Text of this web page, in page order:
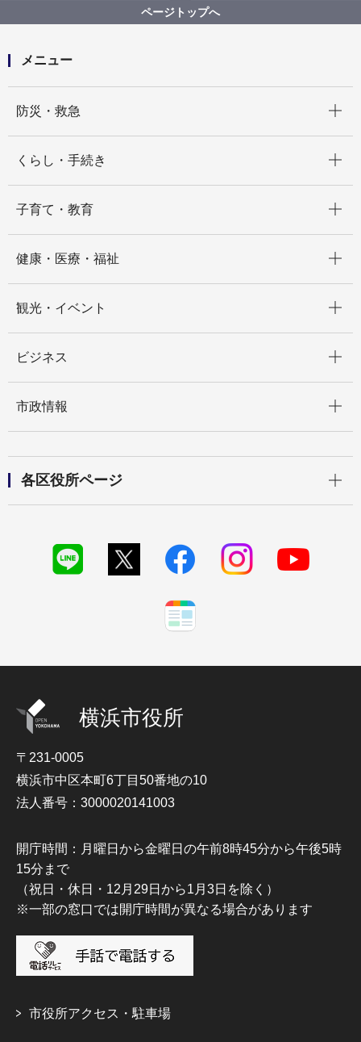
【公募型指名競争入札】令和４年度小児ぜん息及び食
物アレルギーの予防等講演会に係る運営業務
ページトップへ
メニュー
防災・救急
くらし・手続き
子育て・教育
健康・医療・福祉
観光・イベント
ビジネス
市政情報
各区役所ページ
横浜市役所
〒231-0005
横浜市中区本町6丁目50番地の10
法人番号：3000020141003
開庁時間：月曜日から金曜日の午前8時45分から午後5時
15分まで
（祝日・休日・12月29日から1月3日を除く）
※一部の窓口では開庁時間が異なる場合があります
市役所アクセス・駐車場